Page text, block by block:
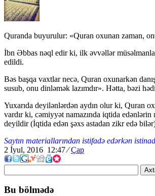
Quranda buyurulur: «Quran oxunan zaman,
İbn Əbbas nəql edir ki, ilk əvvəllər müsəlmanlar
edildi.
Bəs başqa vaxtlar necə, Quran oxunarkən
susub, onu dinləmək lazımdır». Hətta, bəzi
Yuxarıda deyilənlərdən aydın olur ki, Quran
vardır ki, cəmiyyət namazında iqtida
deyildir (İqtida edən şəxs astadan zikr edə
Saytın materiallarından istifadə edərkən
2 İyul, 2016 12:47⁄ Çap
Bu bölmədə